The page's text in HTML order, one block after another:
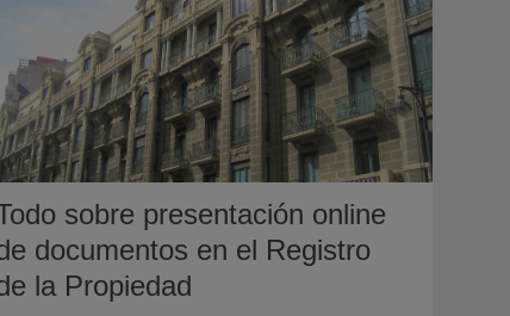
sobre presentación online
documentos en el Registro
la Propiedad